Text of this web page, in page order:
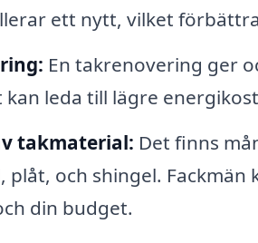
ett nytt, vilket
En takrenovering ger
kan leda till lägre
takmaterial: Det finns
plåt, och shingel.
din budget.